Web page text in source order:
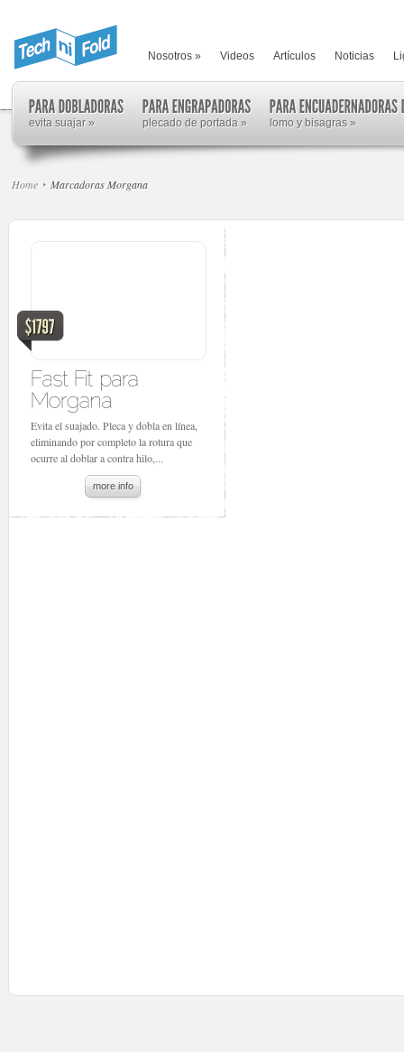
Nosotros » Videos Artículos Noticias
evita suajar» plecado de portada » lomo y bisagras »
Home Marcadoras Morgana
Evita el suajado. Pleca y dobla en línea,
eliminando por completo la rotura que
ocurre al doblar a contra hilo,...
more info